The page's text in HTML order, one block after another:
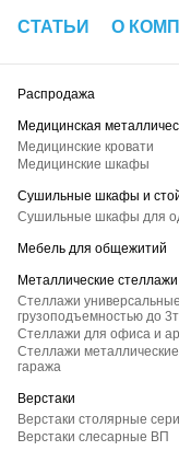
СТАТЬИ О
Распродажа
Медицинская
Медицинские кровати
Медицинские шкафы
Сушильные шкафы и
Сушильные шкафы для
Мебель для общежитий
Металлические стеллажи
Стеллажи
грузоподъемностью до
Стеллажи для офиса и
Стеллажи
гаража
Верстаки
Верстаки столярные
Верстаки слесарные ВП